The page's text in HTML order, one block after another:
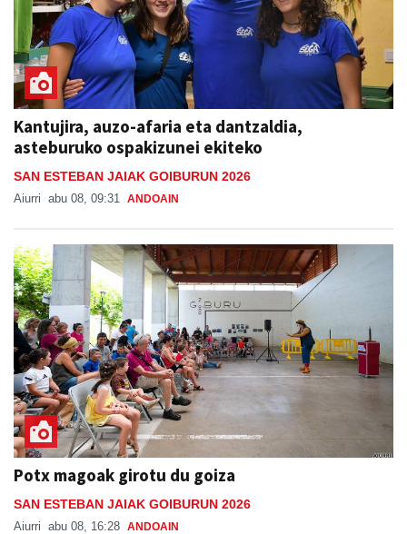
Kantujira, auzo-afaria eta dantzaldia,
asteburuko ospakizunei ekiteko
SAN ESTEBAN JAIAK GOIBURUN 2026
Aiurri abu 08, 09:31 ANDOAIN
Potx magoak girotu du goiza
SAN ESTEBAN JAIAK GOIBURUN 2026
Aiurri abu 08, 16:28 ANDOAIN